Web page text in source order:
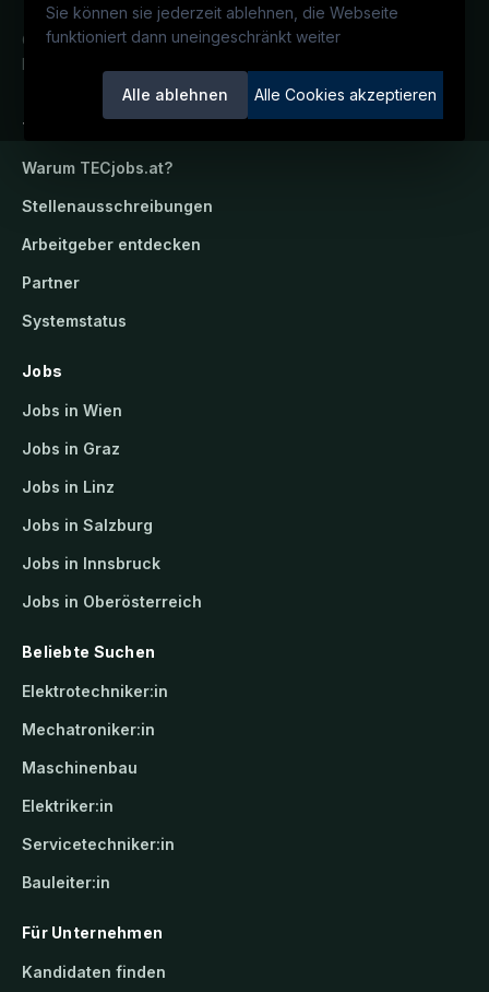
Sie können sie jederzeit ablehnen, die Webseite
funktioniert dann uneingeschränkt weiter
Alle ablehnen Alle Cookies akzeptieren
Österreichs technisches Karriereportal.
Ein Service der candidatis GmbH.
TECjobs.at
Warum TECjobs.at?
Stellenausschreibungen
Arbeitgeber entdecken
Partner
Systemstatus
Jobs
Jobs in Wien
Jobs in Graz
Jobs in Linz
Jobs in Salzburg
Jobs in Innsbruck
Jobs in Oberösterreich
Beliebte Suchen
Elektrotechniker:in
Mechatroniker:in
Maschinenbau
Elektriker:in
Servicetechniker:in
Bauleiter:in
Für Unternehmen
Kandidaten finden